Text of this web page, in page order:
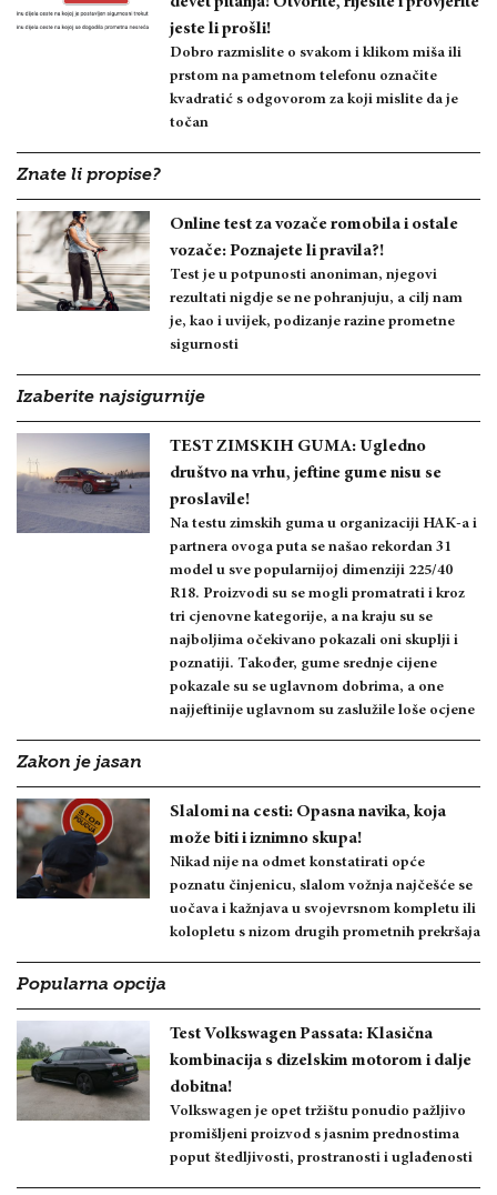
jeste li prošli!
Dobro razmislite o svakom i klikom miša ili
prstom na pametnom telefonu označite
kvadratić s odgovorom za koji mislite da je
točan
Znate li propise?
Online test za vozače romobila i ostale
vozače: Poznajete li pravila?!
Test je u potpunosti anoniman, njegovi
rezultati nigdje se ne pohranjuju, a cilj nam
je, kao i uvijek, podizanje razine prometne
sigurnosti
Izaberite najsigurnije
TEST ZIMSKIH GUMA: Ugledno
društvo na vrhu, jeftine gume nisu se
proslavile!
Na testu zimskih guma u organizaciji HAK-a i
partnera ovoga puta se našao rekordan 31
model u sve popularnijoj dimenziji 225/40
R18. Proizvodi su se mogli promatrati i kroz
tri cjenovne kategorije, a na kraju su se
najboljima očekivano pokazali oni skuplji i
poznatiji. Također, gume srednje cijene
pokazale su se uglavnom dobrima, a one
najjeftinije uglavnom su zaslužile loše ocjene
Zakon je jasan
Slalomi na cesti: Opasna navika, koja
može biti i iznimno skupa!
Nikad nije na odmet konstatirati opće
poznatu činjenicu, slalom vožnja najčešće se
uočava i kažnjava u svojevrsnom kompletu ili
kolopletu s nizom drugih prometnih prekršaja
Popularna opcija
Test Volkswagen Passata: Klasična
kombinacija s dizelskim motorom i dalje
dobitna!
Volkswagen je opet tržištu ponudio pažljivo
promišljeni proizvod s jasnim prednostima
poput štedljivosti, prostranosti i uglađenosti